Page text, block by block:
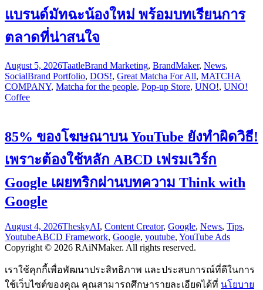
แบรนด์มัทฉะน้องใหม่ พร้อมบทเรียนการ
ตลาดที่น่าสนใจ
August 5, 2026TaatleBrand Marketing, BrandMaker, News,
SocialBrand Portfolio, DOS!, Great Matcha For All, MATCHA
COMPANY, Matcha for the people, Pop-up Store, UNO!, UNO!
Coffee
85% ของโฆษณาบน YouTube ยังทำผิดวิธี!
เพราะต้องใช้หลัก ABCD เฟรมเวิร์ก
Google เผยทริกผ่านบทความ Think with
Google
August 4, 2026TheskyAI, Content Creator, Google, News, Tips,
YoutubeABCD Framework, Google, youtube, YouTube Ads
Copyright © 2026 RAiNMaker. All rights reserved.
เราใช้คุกกี้เพื่อพัฒนาประสิทธิภาพ และประสบการณ์ที่ดีในการ
ใช้เว็บไซต์ของคุณ คุณสามารถศึกษารายละเอียดได้ที่ นโยบาย